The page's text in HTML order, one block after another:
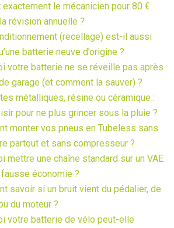
exactement le mécanicien pour 80 €
révision annuelle ?
(recellage) est-il aussi
batterie neuve d’origine ?
votre batterie ne se réveille pas après
garage (et comment la sauver) ?
métalliques, résine ou céramique :
pour ne plus grincer sous la pluie ?
monter vos pneus en Tubeless sans
partout et sans compresseur ?
mettre une chaîne standard sur un VAE
économie ?
savoir si un bruit vient du pédalier, de
du moteur ?
votre batterie de vélo peut-elle